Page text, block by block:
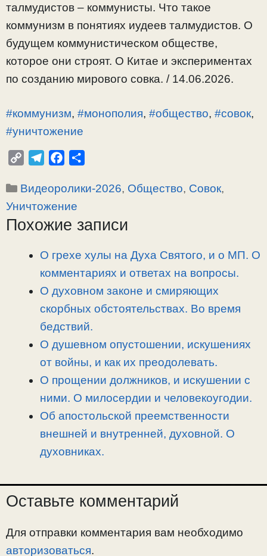
талмудистов – коммунисты. Что такое
коммунизм в понятиях иудеев талмудистов. О
будущем коммунистическом обществе,
которое они строят. О Китае и экспериментах
по созданию мирового совка. / 14.06.2026.
#коммунизм, #монополия, #общество, #совок,
#уничтожение
p
y
L
l
e
g
a
c
e
b
п
а
Рубрики
Видеоролики-2026, Общество, Совок,
Уничтожение
Похожие записи
О грехе хулы на Духа Святого, и о МП. О
комментариях и ответах на вопросы.
О духовном законе и смиряющих
скорбных обстоятельствах. Во время
бедствий.
О душевном опустошении, искушениях
от войны, и как их преодолевать.
О прощении должников, и искушении с
ними. О милосердии и человекоугодии.
Об апостольской преемственности
внешней и внутренней, духовной. О
духовниках.
Оставьте комментарий
Для отправки комментария вам необходимо
авторизоваться.